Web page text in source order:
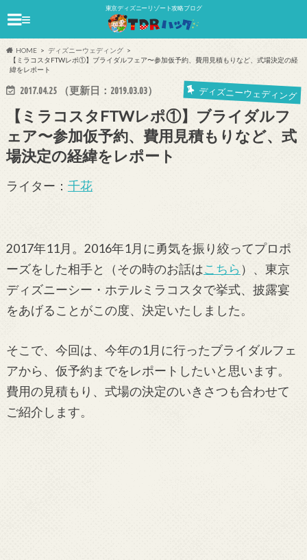
東京ディズニーリゾート攻略ブログ
≡
HOME
ディズニーウェディング
【ミラコスタFTWレポ①】ブライダルフェア〜参加仮予約、費用見積もりなど、式場決定の経
緯をレポート
2017.04.25（更新日： 2019.03.03） ディズニーウェディング
【ミラコスタFTWレポ①】ブライダルフ
ェア〜参加仮予約、費用見積もりなど、式
場決定の経緯をレポート
ライター： 千花
2017年11月。2016年1月に勇気を振り絞ってプロポ
ーズをした相手と（その時のお話はこちら ）、東京
ディズニーシー・ホテルミラコスタで挙式、披露宴
をあげることがこの度、決定いたしました。
そこで、今回は、今年の1月に行ったブライダルフェ
アから、仮予約までをレポートしたいと思います。
費用の見積もり、式場の決定のいきさつも合わせて
ご紹介します。